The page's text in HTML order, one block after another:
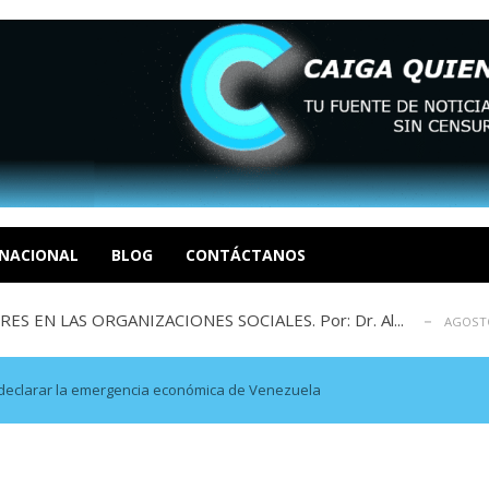
BLOG CONTÁCTANOS
costo del colapso eléctrico en... AGOSTO 7, 2026
Por Dayana Cristina Duzoglou L. AGOSTO 6, 2026
apagones y promesas incumplidas...
EN LAS ORGANIZACIONES SOCIALES. Por: Dr. Al...
en la política: distinc... AGOSTO 7, 2026
costo del colapso eléctrico en... AGOSTO 7, 2026
Por Dayana Cristina Duzoglou L. AGOSTO 6, 2026
apagones y promesas incumplidas... AGOSTO 6, 2026
la emergencia económica de Venezuela